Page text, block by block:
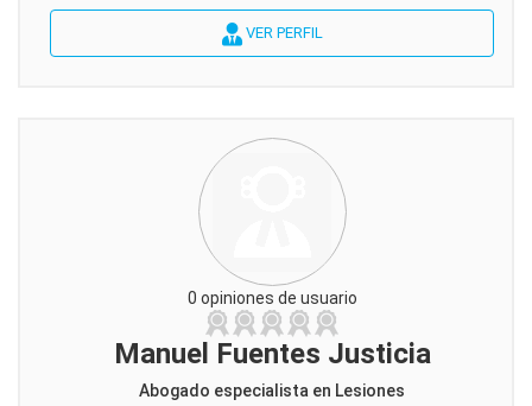
VER PERFIL
0 opiniones de usuario
Manuel Fuentes Justicia
Abogado especialista en Lesiones